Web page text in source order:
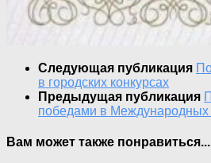
Следующая публикация
в городских конкурсах
Предыдущая публикация
победами в Международных
Вам может также понравиться...